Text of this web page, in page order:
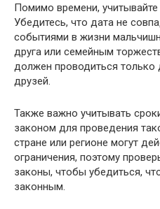
Помимо времени, учитывайте
Убедитесь, что дата не
событиями в жизни
друга или семейным
должен проводиться
друзей.
Также важно учитывать
законом для проведения
стране или регионе могут
ограничения, поэтому
законы, чтобы убедиться,
законным.